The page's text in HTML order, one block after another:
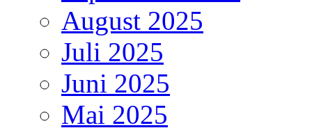
August 2025
Juli 2025
Juni 2025
Mai 2025